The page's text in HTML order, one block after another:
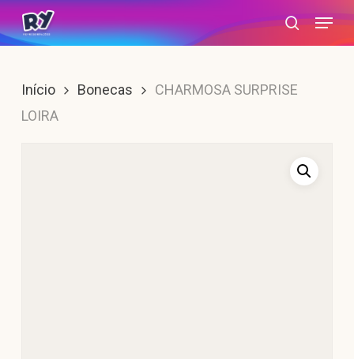
Skip
to
content
search
Menu
Início Bonecas
CHARMOSA SURPRISE
LOIRA